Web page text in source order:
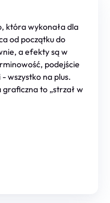
która wykonała dla
od początku do
a efekty są w
podejście
wszystko na plus.
to „strzał w